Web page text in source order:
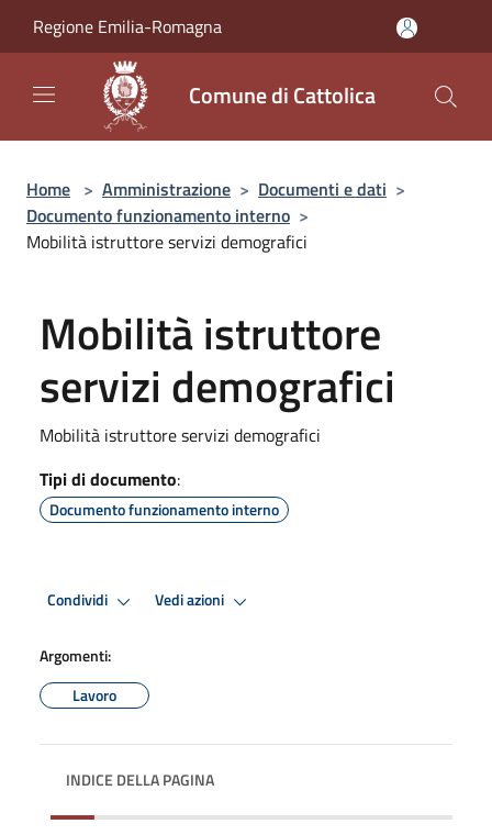
Regione Emilia-Romagna
Comune di Cattolica
Home > Amministrazione > Documenti e dati >
Documento funzionamento interno >
Mobilità istruttore servizi demografici
Mobilità istruttore
servizi demografici
Mobilità istruttore servizi demografici
Tipi di documento:
Documento funzionamento interno
Condividi Vedi azioni
Argomenti:
Lavoro
INDICE DELLA PAGINA